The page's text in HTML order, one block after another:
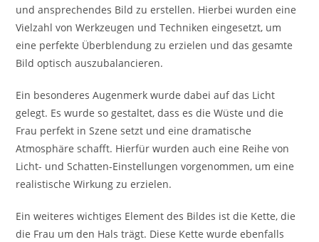
und ansprechendes Bild zu erstellen. Hierbei wurden eine
Vielzahl von Werkzeugen und Techniken eingesetzt, um
eine perfekte Überblendung zu erzielen und das gesamte
Bild optisch auszubalancieren.
Ein besonderes Augenmerk wurde dabei auf das Licht
gelegt. Es wurde so gestaltet, dass es die Wüste und die
Frau perfekt in Szene setzt und eine dramatische
Atmosphäre schafft. Hierfür wurden auch eine Reihe von
Licht- und Schatten-Einstellungen vorgenommen, um eine
realistische Wirkung zu erzielen.
Ein weiteres wichtiges Element des Bildes ist die Kette, die
die Frau um den Hals trägt. Diese Kette wurde ebenfalls